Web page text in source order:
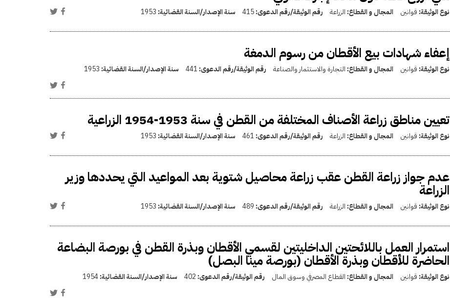
نوع الوثيقة: قوانين المجال و القطاع: الزراعة رقم الوثيقة/رقم الدعوى:415 سنة الإصدار/السنة القضائية: 1953
إعفاء شهادات بيع الأقطان من رسوم الدمغة
نوع الوثيقة: قوانين المجال و القطاع: التجارة والاستثمار والصناعة رقم الوثيقة/رقم الدعوى: 441 سنة الإصدار/السنة القضائية: 1953
تعيين مناطق زراعة الأصناف المختلفة من القطن في سنة 1953-1954 الزراعية
نوع الوثيقة: قوانين المجال و القطاع: الزراعة رقم الوثيقة/رقم الدعوى: 461 سنة الإصدار/السنة القضائية: 1953
عدم جواز زراعة القطن عقب زراعة محاصيل شتوية بعد المواعيد التي يحددها وزير
الزراعة
نوع الوثيقة: قوانين المجال و القطاع: الزراعة رقم الوثيقة/رقم الدعوى: 489 سنة الإصدار/السنة القضائية: 1953
استمرار العمل باللائحتين الداخليتين لقسمي الأقطان وبذرة القطن في بورصة البضاعة
الحاضرة للأقطان وبذرة الأقطان (بورصة مينا البصل)
نوع الوثيقة: قوانين المجال و القطاع: القطاع المصرفي وسوق المال رقم الوثيقة/رقم الدعوى: 402 سنة الإصدار/السنة القضائية:1954